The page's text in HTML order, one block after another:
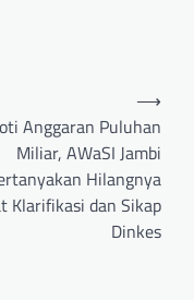
Anggaran Puluhan
Miliar, AWaSI Jambi
Hilangnya
Klarifikasi dan Sikap
Dinkes
⟶